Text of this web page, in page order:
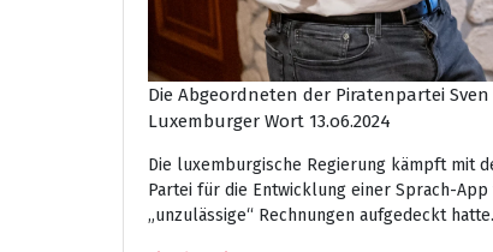
Die Abgeordneten der Piratenpartei
Luxemburger Wort 13.o6.2024
Die luxemburgische Regierung kämpft mit
Partei für die Entwicklung einer Sprach-
„unzulässige“ Rechnungen aufgedeckt hatte.